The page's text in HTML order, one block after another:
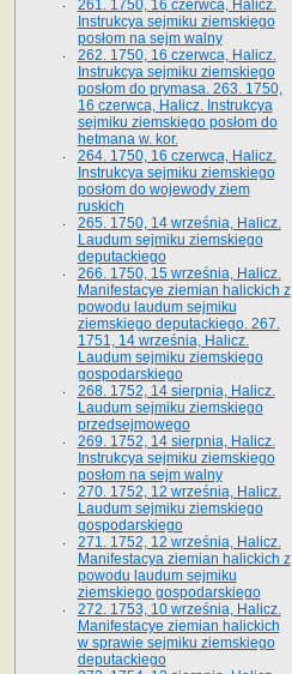
261. 1750, 16 czerwca, Halicz.
Instrukcya sejmiku ziemskiego
posłom na sejm walny
262. 1750, 16 czerwca, Halicz.
Instrukcya sejmiku ziemskiego
posłom do prymasa. 263. 1750,
16 czerwca, Halicz. Instrukcya
sejmiku ziemskiego posłom do
hetmana w. kor.
264. 1750, 16 czerwca, Halicz.
Instrukcya sejmiku ziemskiego
posłom do wojewody ziem
ruskich
265. 1750, 14 września, Halicz.
Laudum sejmiku ziemskiego
deputackiego
266. 1750, 15 września, Halicz.
Manifestacye ziemian halickich z
powodu laudum sejmiku
ziemskiego deputackiego. 267.
1751, 14 września, Halicz.
Laudum sejmiku ziemskiego
gospodarskiego
268. 1752, 14 sierpnia, Halicz.
Laudum sejmiku ziemskiego
przedsejmowego
269. 1752, 14 sierpnia, Halicz.
Instrukcya sejmiku ziemskiego
posłom na sejm walny
270. 1752, 12 września, Halicz.
Laudum sejmiku ziemskiego
gospodarskiego
271. 1752, 12 września, Halicz.
Manifestacya ziemian halickich z
powodu laudum sejmiku
ziemskiego gospodarskiego
272. 1753, 10 września, Halicz.
Manifestacye ziemian halickich
w sprawie sejmiku ziemskiego
deputackiego